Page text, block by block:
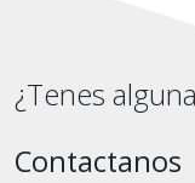
¿Tenes
Contactanos